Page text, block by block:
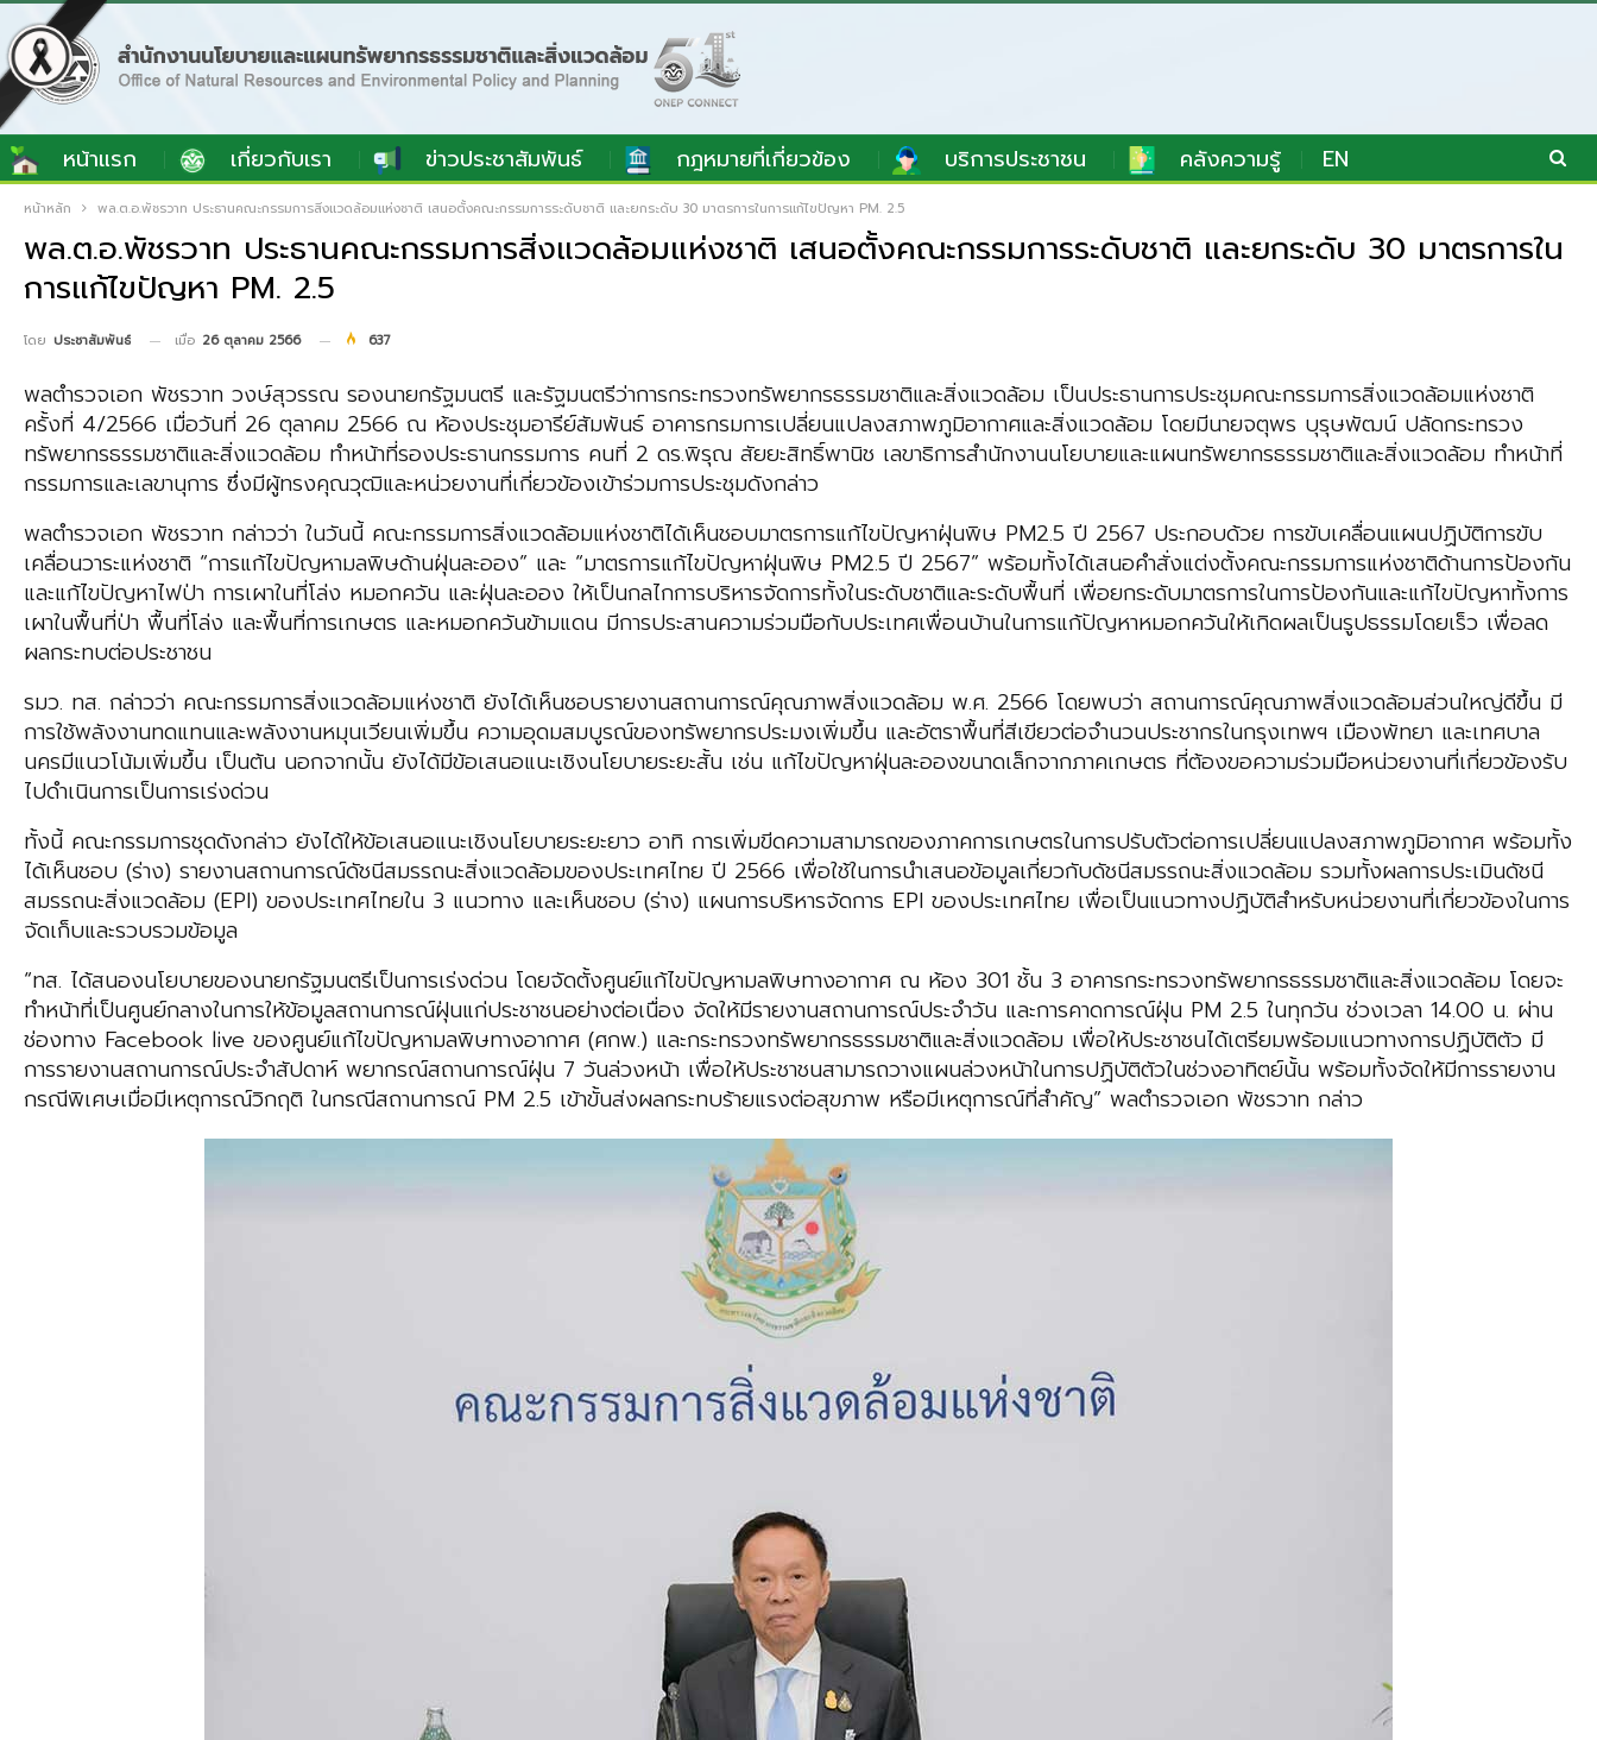
หน้าแรก เกี่ยวกับเรา ข่าวประชาสัมพันธ์ กฎหมายที่เกี่ยวข้อง บริการประชาชน คลังความรู้ EN
หน้าหลัก พล.ต.อ.พัชรวาท ประธานคณะกรรมการสิ่งแวดล้อมแห่งชาติ เสนอตั้งคณะกรรมการระดับชาติ และยกระดับ 30 มาตรการในการแก้ไขปัญหา PM. 2.5
พล.ต.อ.พัชรวาท ประธานคณะกรรมการสิ่งแวดล้อมแห่งชาติ เสนอตั้งคณะกรรมการระดับชาติ และยกระดับ 30 มาตรการใน
การแก้ไขปัญหา PM. 2.5
โดย ประชาสัมพันธ์ เมื่อ 26 ตุลาคม 2566 637
พลตำรวจเอก พัชรวาท วงษ์สุวรรณ รองนายกรัฐมนตรี และรัฐมนตรีว่าการกระทรวงทรัพยากรธรรมชาติและสิ่งแวดล้อม เป็นประธานการประชุมคณะกรรมการสิ่งแวดล้อมแห่งชาติ
ครั้งที่ 4/2566 เมื่อวันที่ 26 ตุลาคม 2566 ณ ห้องประชุมอารีย์สัมพันธ์ อาคารกรมการเปลี่ยนแปลงสภาพภูมิอากาศและสิ่งแวดล้อม โดยมีนายจตุพร บุรุษพัฒน์ ปลัดกระทรวง
ทรัพยากรธรรมชาติและสิ่งแวดล้อม ทำหน้าที่รองประธานกรรมการ คนที่ 2 ดร.พิรุณ สัยยะสิทธิ์พานิช เลขาธิการสำนักงานนโยบายและแผนทรัพยากรธรรมชาติและสิ่งแวดล้อม ทำหน้าที่
กรรมการและเลขานุการ ซึ่งมีผู้ทรงคุณวุฒิและหน่วยงานที่เกี่ยวข้องเข้าร่วมการประชุมดังกล่าว
พลตำรวจเอก พัชรวาท กล่าวว่า ในวันนี้ คณะกรรมการสิ่งแวดล้อมแห่งชาติได้เห็นชอบมาตรการแก้ไขปัญหาฝุ่นพิษ PM2.5 ปี 2567 ประกอบด้วย การขับเคลื่อนแผนปฏิบัติการขับ
เคลื่อนวาระแห่งชาติ “การแก้ไขปัญหามลพิษด้านฝุ่นละออง” และ “มาตรการแก้ไขปัญหาฝุ่นพิษ PM2.5 ปี 2567” พร้อมทั้งได้เสนอคำสั่งแต่งตั้งคณะกรรมการแห่งชาติด้านการป้องกัน
และแก้ไขปัญหาไฟป่า การเผาในที่โล่ง หมอกควัน และฝุ่นละออง ให้เป็นกลไกการบริหารจัดการทั้งในระดับชาติและระดับพื้นที่ เพื่อยกระดับมาตรการในการป้องกันและแก้ไขปัญหาทั้งการ
เผาในพื้นที่ป่า พื้นที่โล่ง และพื้นที่การเกษตร และหมอกควันข้ามแดน มีการประสานความร่วมมือกับประเทศเพื่อนบ้านในการแก้ปัญหาหมอกควันให้เกิดผลเป็นรูปธรรมโดยเร็ว เพื่อลด
ผลกระทบต่อประชาชน
รมว. ทส. กล่าวว่า คณะกรรมการสิ่งแวดล้อมแห่งชาติ ยังได้เห็นชอบรายงานสถานการณ์คุณภาพสิ่งแวดล้อม พ.ศ. 2566 โดยพบว่า สถานการณ์คุณภาพสิ่งแวดล้อมส่วนใหญ่ดีขึ้น มี
การใช้พลังงานทดแทนและพลังงานหมุนเวียนเพิ่มขึ้น ความอุดมสมบูรณ์ของทรัพยากรประมงเพิ่มขึ้น และอัตราพื้นที่สีเขียวต่อจำนวนประชากรในกรุงเทพฯ เมืองพัทยา และเทศบาล
นครมีแนวโน้มเพิ่มขึ้น เป็นต้น นอกจากนั้น ยังได้มีข้อเสนอแนะเชิงนโยบายระยะสั้น เช่น แก้ไขปัญหาฝุ่นละอองขนาดเล็กจากภาคเกษตร ที่ต้องขอความร่วมมือหน่วยงานที่เกี่ยวข้องรับ
ไปดำเนินการเป็นการเร่งด่วน
ทั้งนี้ คณะกรรมการชุดดังกล่าว ยังได้ให้ข้อเสนอแนะเชิงนโยบายระยะยาว อาทิ การเพิ่มขีดความสามารถของภาคการเกษตรในการปรับตัวต่อการเปลี่ยนแปลงสภาพภูมิอากาศ พร้อมทั้ง
ได้เห็นชอบ (ร่าง) รายงานสถานการณ์ดัชนีสมรรถนะสิ่งแวดล้อมของประเทศไทย ปี 2566 เพื่อใช้ในการนำเสนอข้อมูลเกี่ยวกับดัชนีสมรรถนะสิ่งแวดล้อม รวมทั้งผลการประเมินดัชนี
สมรรถนะสิ่งแวดล้อม (EPI) ของประเทศไทยใน 3 แนวทาง และเห็นชอบ (ร่าง) แผนการบริหารจัดการ EPI ของประเทศไทย เพื่อเป็นแนวทางปฏิบัติสำหรับหน่วยงานที่เกี่ยวข้องในการ
จัดเก็บและรวบรวมข้อมูล
“ทส. ได้สนองนโยบายของนายกรัฐมนตรีเป็นการเร่งด่วน โดยจัดตั้งศูนย์แก้ไขปัญหามลพิษทางอากาศ ณ ห้อง 301 ชั้น 3 อาคารกระทรวงทรัพยากรธรรมชาติและสิ่งแวดล้อม โดยจะ
ทำหน้าที่เป็นศูนย์กลางในการให้ข้อมูลสถานการณ์ฝุ่นแก่ประชาชนอย่างต่อเนื่อง จัดให้มีรายงานสถานการณ์ประจำวัน และการคาดการณ์ฝุ่น PM 2.5 ในทุกวัน ช่วงเวลา 14.00 น. ผ่าน
ช่องทาง Facebook live ของศูนย์แก้ไขปัญหามลพิษทางอากาศ (ศกพ.) และกระทรวงทรัพยากรธรรมชาติและสิ่งแวดล้อม เพื่อให้ประชาชนได้เตรียมพร้อมแนวทางการปฏิบัติตัว มี
การรายงานสถานการณ์ประจำสัปดาห์ พยากรณ์สถานการณ์ฝุ่น 7 วันล่วงหน้า เพื่อให้ประชาชนสามารถวางแผนล่วงหน้าในการปฏิบัติตัวในช่วงอาทิตย์นั้น พร้อมทั้งจัดให้มีการรายงาน
กรณีพิเศษเมื่อมีเหตุการณ์วิกฤติ ในกรณีสถานการณ์ PM 2.5 เข้าขั้นส่งผลกระทบร้ายแรงต่อสุขภาพ หรือมีเหตุการณ์ที่สำคัญ” พลตำรวจเอก พัชรวาท กล่าว